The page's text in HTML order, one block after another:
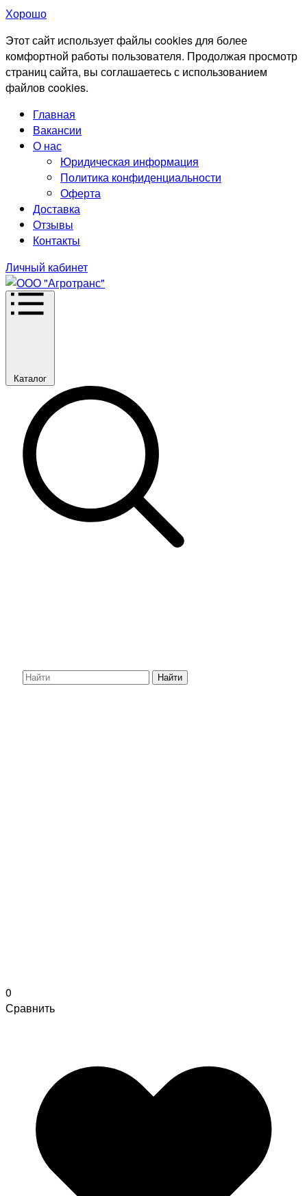
Хорошо
Этот сайт использует файлы cookies для более
комфортной работы пользователя. Продолжая просмотр
страниц сайта, вы соглашаетесь с использованием
файлов cookies.
Главная
Вакансии
О нас
Юридическая информация
Политика конфиденциальности
Оферта
Доставка
Отзывы
Контакты
Личный кабинет
Каталог
Найти
0
Сравнить